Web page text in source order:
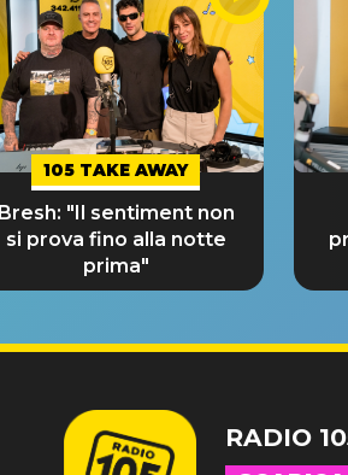
105 TAKE AWAY
Bresh: "Il sentiment non
si prova fino alla notte
prima"
RADIO